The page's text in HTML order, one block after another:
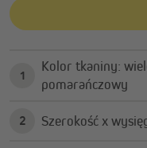
1
Kolor tkaniny: wielokolorowy, piaskowo-
pomarańczowy
2